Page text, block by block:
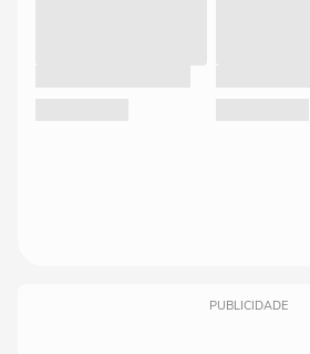
PUBLICIDADE